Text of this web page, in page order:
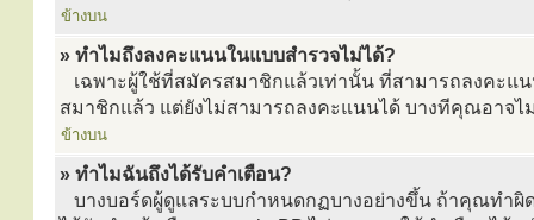
ข้างบน
» ทำไมถึงลงคะแนนในแบบสำรวจไม่ได้?
เฉพาะผู้ใช้ที่สมัครสมาชิกแล้วเท่านั้น ที่สามารถลงคะแ
สมาชิกแล้ว แต่ยังไม่สามารถลงคะแนนได้ บางทีคุณอาจไ
ข้างบน
» ทำไมฉันถึงได้รับคำเตือน?
บางบอร์ดผู้ดูแลระบบกำหนดกฏบางอย่างขึ้น ถ้าคุณทำ